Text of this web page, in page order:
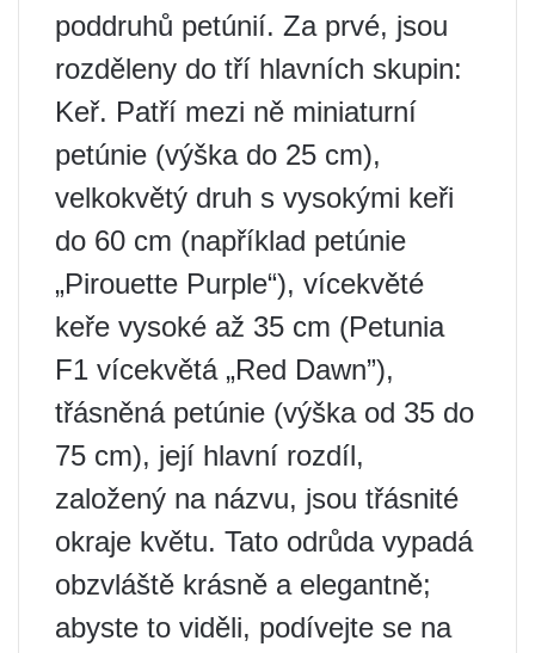
poddruhů petúnií. Za prvé, jsou
rozděleny do tří hlavních skupin:
Keř. Patří mezi ně miniaturní
petúnie (výška do 25 cm),
velkokvětý druh s vysokými keři
do 60 cm (například petúnie
„Pirouette Purple“), vícekvěté
keře vysoké až 35 cm (Petunia
F1 vícekvětá „Red Dawn”),
třásněná petúnie (výška od 35 do
75 cm), její hlavní rozdíl,
založený na názvu, jsou třásnité
okraje květu. Tato odrůda vypadá
obzvláště krásně a elegantně;
abyste to viděli, podívejte se na